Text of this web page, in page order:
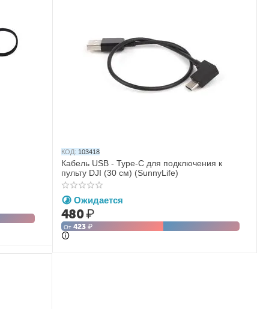
КОД: 103418
Кабель USB - Type-C для подключения к
пульту DJI (30 см) (SunnyLife)
Ожидается
480₽
От 423 ₽